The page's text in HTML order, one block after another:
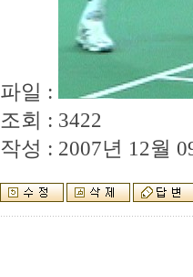
파일 :
조회 : 3422
작성 : 2007년 12월